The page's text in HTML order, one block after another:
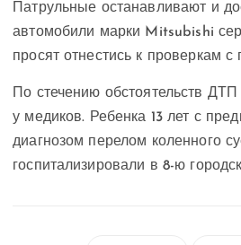
Патрульные останавливают и
автомобили марки Mitsubishi
просят отнестись к проверкам
По стечению обстоятельств ДТП
у медиков. Ребенка 13 лет с
диагнозом перелом коленного
госпитализировали в 8-ю